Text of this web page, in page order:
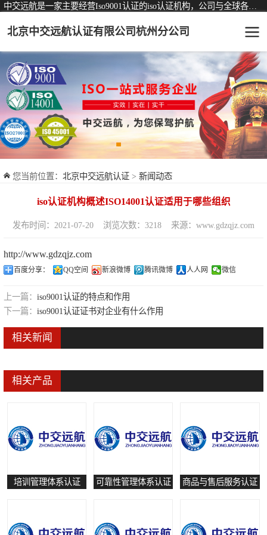
北京中交远航认证有限公司杭州分公司
您当前位置： 北京中交远航认证 > 新闻动态
iso认证机构概述ISO14001认证适用于哪些组织
发布时间：2021-07-20 浏览次数：3218 来源：www.gdzqjz.com
http://www.gdzqjz.com
百度分享： QQ空间 新浪微博 腾讯微博 人人网 微信
上一篇： iso9001认证的特点和作用
下一篇： iso9001认证证书对企业有什么作用
相关新闻
相关产品
培训管理体系认证 可靠性管理体系认证 商品与售后服务认证
认证服务 可从事认证业务一览表
ISO9001质量管理体系认证
ISO14001环境管理体系认证
ISO45001职业健康安全管理体系认证
交通运输服务认证
ISO27001信息安全管理体系认证
培训管理体系认证